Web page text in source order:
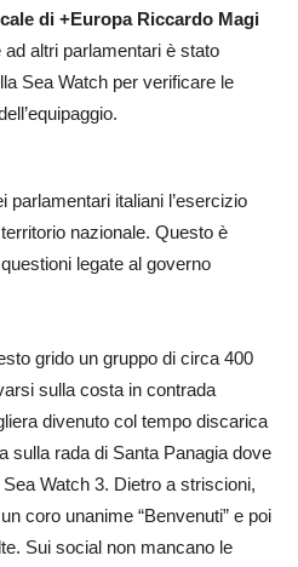
di +Europa Riccardo Magi
ad altri parlamentari è stato
Sea Watch per verificare le
parlamentari italiani l’esercizio
nazionale. Questo è
legate al governo
grido un gruppo di circa 400
sulla costa in contrada
divenuto col tempo discarica
sulla rada di Santa Panagia dove
Watch 3. Dietro a striscioni,
coro unanime “Benvenuti” e poi
Sui social non mancano le